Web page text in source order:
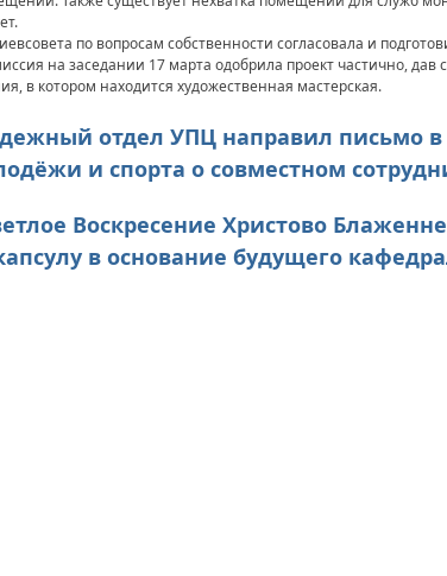
по вопросам собственности согласовала и
на заседании 17 марта одобрила проект частично, дав
в котором находится художественная мастерская.
отдел УПЦ направил письмо
и спорта о совместном
Воскресение Христово
в основание будущего